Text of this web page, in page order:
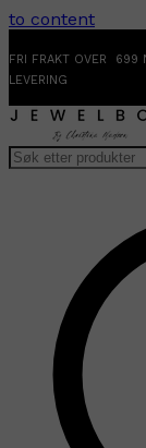
to content
FRI FRAKT OVER
LEVERING